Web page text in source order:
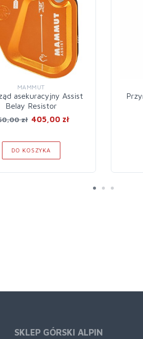
MAMMUT
asekuracyjny Assist
Belay Resistor
zł 405,00 zł
DO KOSZYKA
SKLEP GÓRSKI ALPIN